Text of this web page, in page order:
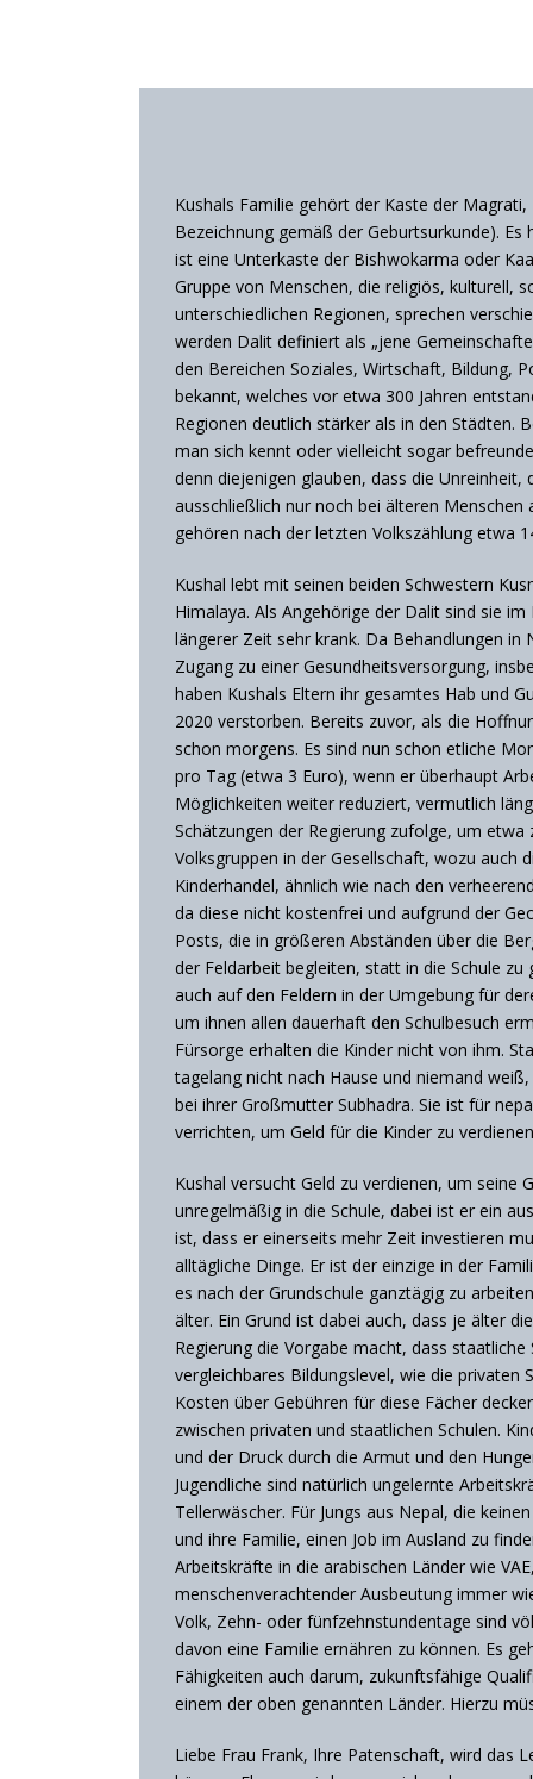
Kushals Familie gehört der Kaste der
Bezeichnung gemäß der Geburtsurkunde).
ist eine Unterkaste der Bishwokarma oder
Gruppe von Menschen, die religiös, kulturell,
unterschiedlichen Regionen, sprechen
werden Dalit definiert als „jene
den Bereichen Soziales, Wirtschaft, Bildung,
bekannt, welches vor etwa 300 Jahren
Regionen deutlich stärker als in den Städten.
man sich kennt oder vielleicht sogar
denn diejenigen glauben, dass die
ausschließlich nur noch bei älteren
gehören nach der letzten Volkszählung etwa
Kushal lebt mit seinen beiden Schwestern
Himalaya. Als Angehörige der Dalit sind sie
längerer Zeit sehr krank. Da Behandlungen
Zugang zu einer Gesundheitsversorgung,
haben Kushals Eltern ihr gesamtes Hab und
2020 verstorben. Bereits zuvor, als die
schon morgens. Es sind nun schon etliche
pro Tag (etwa 3 Euro), wenn er überhaupt
Möglichkeiten weiter reduziert, vermutlich
Schätzungen der Regierung zufolge, um
Volksgruppen in der Gesellschaft, wozu auch
Kinderhandel, ähnlich wie nach den
da diese nicht kostenfrei und aufgrund der
Posts, die in größeren Abständen über die
der Feldarbeit begleiten, statt in die Schule
auch auf den Feldern in der Umgebung für
um ihnen allen dauerhaft den Schulbesuch
Fürsorge erhalten die Kinder nicht von ihm.
tagelang nicht nach Hause und niemand
bei ihrer Großmutter Subhadra. Sie ist für
verrichten, um Geld für die Kinder zu
Kushal versucht Geld zu verdienen, um
unregelmäßig in die Schule, dabei ist er ein
ist, dass er einerseits mehr Zeit investieren
alltägliche Dinge. Er ist der einzige in der
es nach der Grundschule ganztägig zu
älter. Ein Grund ist dabei auch, dass je älter
Regierung die Vorgabe macht, dass
vergleichbares Bildungslevel, wie die privaten
Kosten über Gebühren für diese Fächer
zwischen privaten und staatlichen Schulen.
und der Druck durch die Armut und den
Jugendliche sind natürlich ungelernte
Tellerwäscher. Für Jungs aus Nepal, die
und ihre Familie, einen Job im Ausland zu
Arbeitskräfte in die arabischen Länder wie
menschenverachtender Ausbeutung immer
Volk, Zehn- oder fünfzehnstundentage sind
davon eine Familie ernähren zu können. Es
Fähigkeiten auch darum, zukunftsfähige
einem der oben genannten Länder. Hierzu
Liebe Frau Frank, Ihre Patenschaft, wird das